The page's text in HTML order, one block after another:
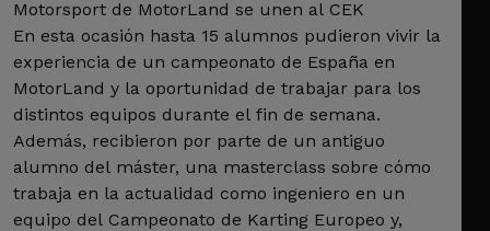
Motorsport de MotorLand se unen al CEK
En esta ocasión hasta 15 alumnos pudieron vivir la
experiencia de un campeonato de España en
MotorLand y la oportunidad de trabajar para los
distintos equipos durante el fin de semana.
Además, recibieron por parte de un antiguo
alumno del máster, una masterclass sobre cómo
trabaja en la actualidad como ingeniero en un
equipo del Campeonato de Karting Europeo y,